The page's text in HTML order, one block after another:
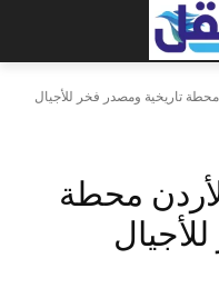
تاريخية ومصدر فخر للأجيال
محطة